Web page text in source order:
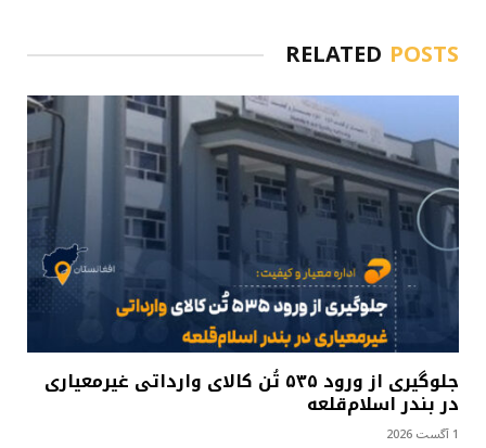
RELATED POSTS
جلوگیری از ورود ۵۳۵ تُن کالای وارداتی غیرمعیاری
در بندر اسلام‌قلعه
1 آگست 2026